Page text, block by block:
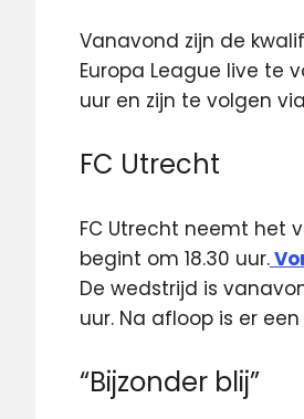
Vanavond zijn de
Europa League live te
uur en zijn te volgen
FC Utrecht
FC Utrecht neemt het
begint om 18.30 uur.
De wedstrijd is
uur. Na afloop is er
“Bijzonder blij”